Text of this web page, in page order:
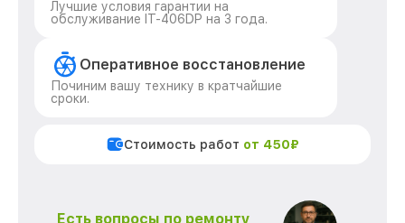
Лучшие условия гарантии на
обслуживание IT-406DP на 3 года.
Оперативное восстановление
Починим вашу технику в кратчайшие
сроки.
Стоимость работ от 450₽
Есть вопросы по ремонту